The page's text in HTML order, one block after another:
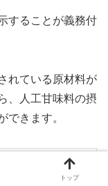
することが義務付
れている原材料が
、人工甘味料の摂
できます。
トップ